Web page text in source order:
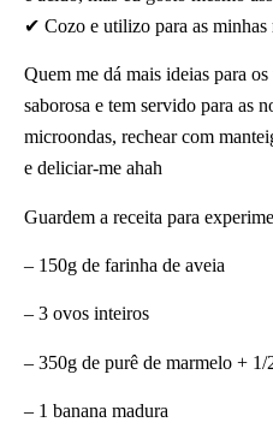
✔ Cozo e utilizo para as minhas
Quem me dá mais ideias para
saborosa e tem servido para as
microondas, rechear com
e deliciar-me ahah
Guardem a receita para
– 150g de farinha de aveia
– 3 ovos inteiros
– 350g de purê de marmelo +
– 1 banana madura